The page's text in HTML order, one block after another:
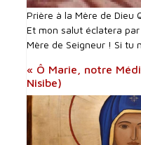
Prière à la Mère de Dieu
Et mon salut éclatera
Mère de Seigneur ! Si tu
« Ô Marie, notre
Nisibe)